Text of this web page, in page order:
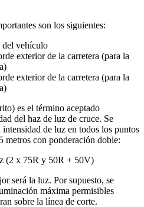
son los siguientes:
del vehículo
exterior de la carretera (para la
exterior de la carretera (para la
es el término aceptado
del haz de luz de cruce. Se
de luz en todos los puntos
metros con ponderación doble:
(2 x 75R y 50R + 50V)
será la luz. Por supuesto, se
máxima permisibles
sobre la línea de corte.